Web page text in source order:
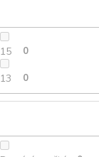
15 0
13 0